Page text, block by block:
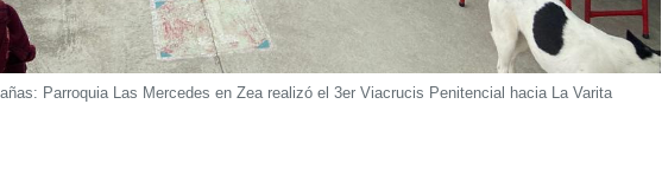
Parroquia Las Mercedes en Zea realizó el 3er Viacrucis Penitencial hacia La Varita